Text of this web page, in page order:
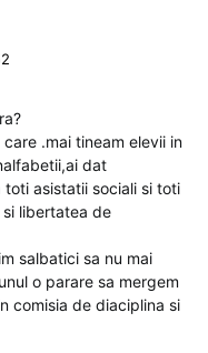
.mai tineam elevii in
dat
asistatii sociali si toti
libertatea de
salbatici sa nu mai
o parare sa mergem
comisia de diaciplina si